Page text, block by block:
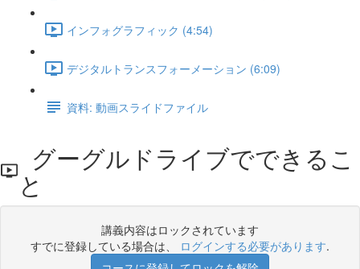
インフォグラフィック (4:54)
デジタルトランスフォーメーション (6:09)
資料: 動画スライドファイル
グーグルドライブでできるこ
と
講義内容はロックされています
すでに登録している場合は、 ログインする必要があります.